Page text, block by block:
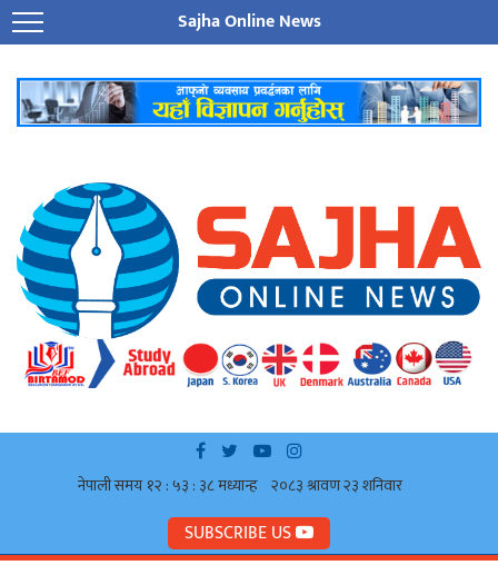
Sajha Online News
SUBSCRIBE US